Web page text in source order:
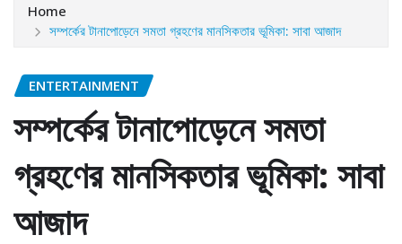
Home
সম্পর্কের টানাপোড়েনে সমতা গ্রহণের মানসিকতার ভূমিকা: সাবা আজাদ
ENTERTAINMENT
সম্পর্কের টানাপোড়েনে সমতা
গ্রহণের মানসিকতার ভূমিকা: সাবা
আজাদ